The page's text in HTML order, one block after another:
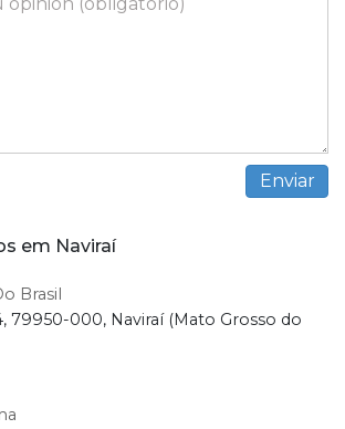
em Naviraí
Brasil
79950-000, Naviraí (Mato Grosso do